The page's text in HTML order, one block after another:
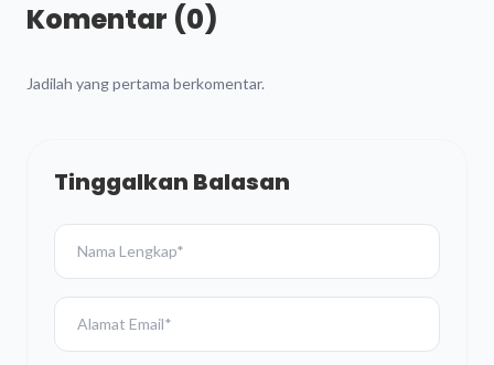
Komentar (0)
Jadilah yang pertama berkomentar.
Tinggalkan Balasan